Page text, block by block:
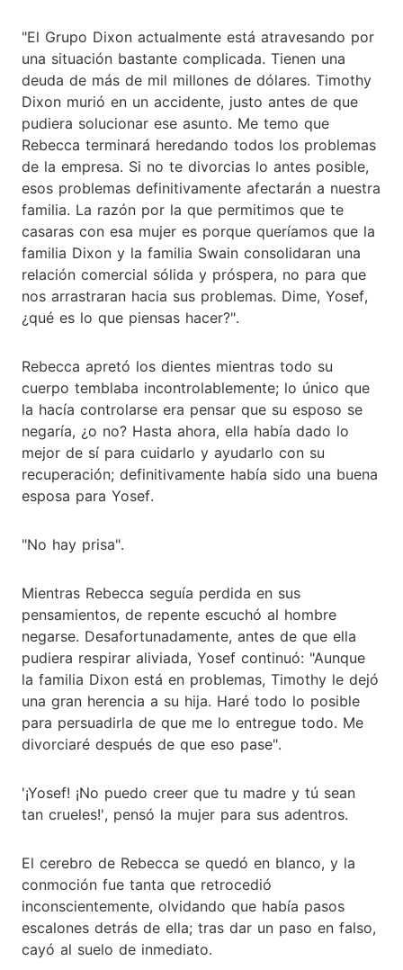
"El Grupo Dixon actualmente está atravesando por
una situación bastante complicada. Tienen una
deuda de más de mil millones de dólares. Timothy
Dixon murió en un accidente, justo antes de que
pudiera solucionar ese asunto. Me temo que
Rebecca terminará heredando todos los problemas
de la empresa. Si no te divorcias lo antes posible,
esos problemas definitivamente afectarán a nuestra
familia. La razón por la que permitimos que te
casaras con esa mujer es porque queríamos que la
familia Dixon y la familia Swain consolidaran una
relación comercial sólida y próspera, no para que
nos arrastraran hacia sus problemas. Dime, Yosef,
¿qué es lo que piensas hacer?".
Rebecca apretó los dientes mientras todo su
cuerpo temblaba incontrolablemente; lo único que
la hacía controlarse era pensar que su esposo se
negaría, ¿o no? Hasta ahora, ella había dado lo
mejor de sí para cuidarlo y ayudarlo con su
recuperación; definitivamente había sido una buena
esposa para Yosef.
"No hay prisa".
Mientras Rebecca seguía perdida en sus
pensamientos, de repente escuchó al hombre
negarse. Desafortunadamente, antes de que ella
pudiera respirar aliviada, Yosef continuó: "Aunque
la familia Dixon está en problemas, Timothy le dejó
una gran herencia a su hija. Haré todo lo posible
para persuadirla de que me lo entregue todo. Me
divorciaré después de que eso pase".
'¡Yosef! ¡No puedo creer que tu madre y tú sean
tan crueles!', pensó la mujer para sus adentros.
El cerebro de Rebecca se quedó en blanco, y la
conmoción fue tanta que retrocedió
inconscientemente, olvidando que había pasos
escalones detrás de ella; tras dar un paso en falso,
cayó al suelo de inmediato.